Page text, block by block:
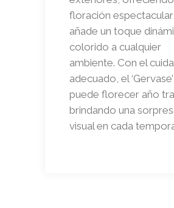
floración
añade un toque
colorido a cualquier
ambiente. Con el
adecuado, el ‘Gervase’
puede florecer año
brindando una
visual en cada